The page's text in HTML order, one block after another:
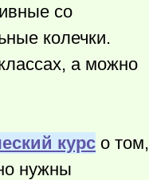
со
колечки.
а можно
курс о том,
нужны